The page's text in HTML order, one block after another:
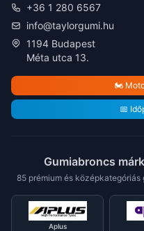
+36 1 280 6567
info@taylorgumi.hu
1194 Budapest
Méta utca 13.
🏍️
📅
Gumiabroncs
85 prémium és középkategóriás
Aplus